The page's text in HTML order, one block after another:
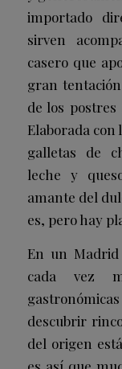
importado
sirven
casero que
gran
de los
Elaborada con
galletas de
leche y
amante del
es, pero hay
En un
cada vez
descubrir
del origen